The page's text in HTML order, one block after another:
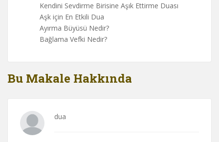
Kendini Sevdirme Birisine Aşık Ettirme Duası
Aşk için En Etkili Dua
Ayırma Büyüsü Nedir?
Bağlama Vefki Nedir?
Bu Makale Hakkında
dua